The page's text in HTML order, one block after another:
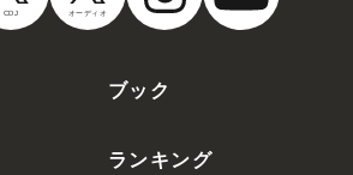
CDJ オーディオ
ブック
ランキング